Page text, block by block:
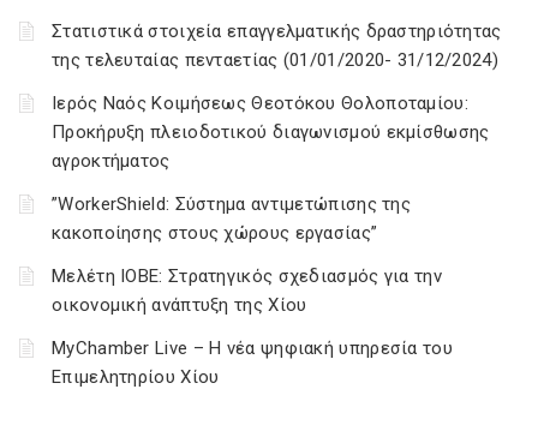
Στατιστικά στοιχεία επαγγελματικής δραστηριότητας
της τελευταίας πενταετίας (01/01/2020- 31/12/2024)
Ιερός Ναός Κοιμήσεως Θεοτόκου Θολοποταμίου:
Προκήρυξη πλειοδοτικού διαγωνισμού εκμίσθωσης
αγροκτήματος
”WorkerShield: Σύστημα αντιμετώπισης της
κακοποίησης στους χώρους εργασίας”
Μελέτη ΙΟΒΕ: Στρατηγικός σχεδιασμός για την
οικονομική ανάπτυξη της Χίου
MyChamber Live – Η νέα ψηφιακή υπηρεσία του
Επιμελητηρίου Χίου